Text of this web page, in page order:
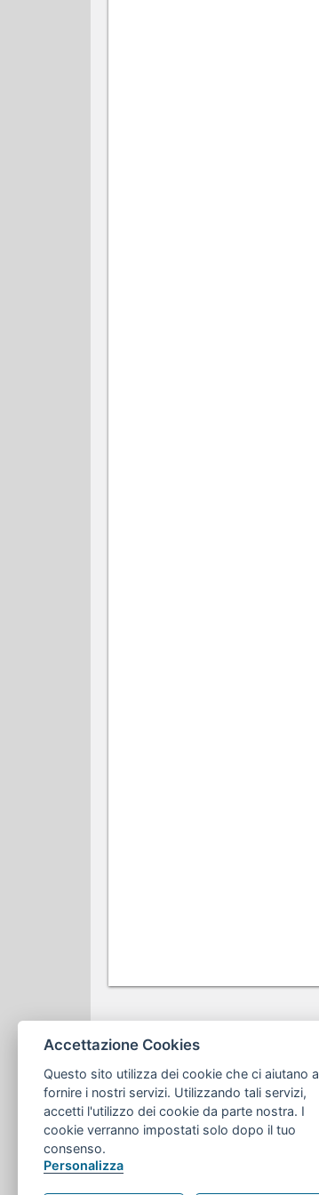
Accettazione Cookies
Questo sito utilizza dei cookie che ci aiutano a
fornire i nostri servizi. Utilizzando tali servizi,
accetti l'utilizzo dei cookie da parte nostra. I
cookie verranno impostati solo dopo il tuo
consenso.
Personalizza